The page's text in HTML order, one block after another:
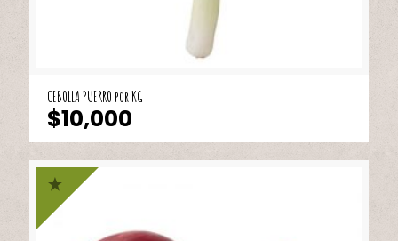
CEBOLLA PUERRO por KG
$10,000